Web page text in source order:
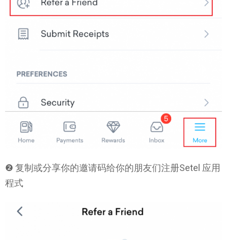
❷ 复制或分享你的邀请码给你的朋友们注册Setel 应用
程式